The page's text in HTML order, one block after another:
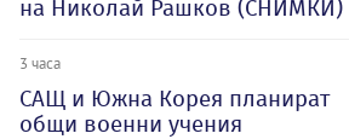
на Николай Рашков (СНИМКИ)
3 часа
САЩ и Южна Корея планират
общи военни учения